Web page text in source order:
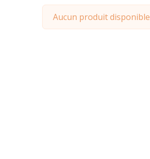
Aucun produit disponible